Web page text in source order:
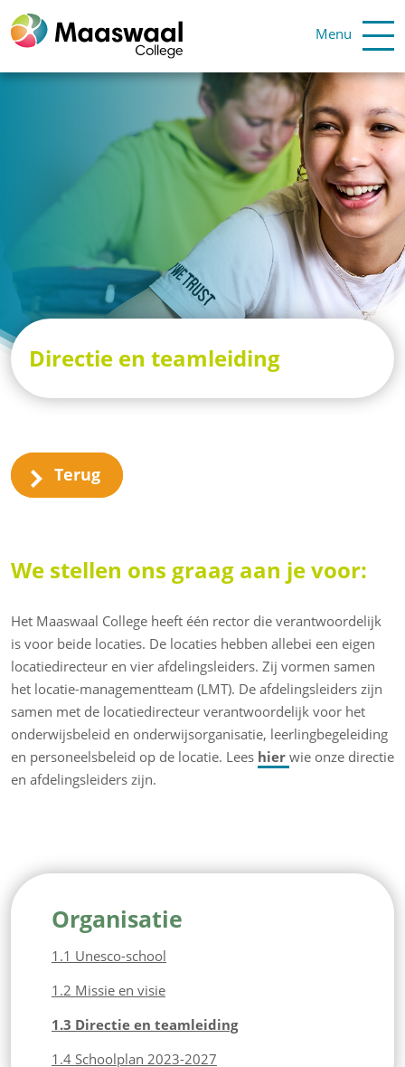
Menu
Directie en teamleiding
Terug
We stellen ons graag aan je voor:
Het Maaswaal College heeft één rector die verantwoordelijk
is voor beide locaties. De locaties hebben allebei een eigen
locatiedirecteur en vier afdelingsleiders. Zij vormen samen
het locatie-managementteam (LMT). De afdelingsleiders zijn
samen met de locatiedirecteur verantwoordelijk voor het
onderwijsbeleid en onderwijsorganisatie, leerlingbegeleiding
en personeelsbeleid op de locatie. Lees hier wie onze directie
en afdelingsleiders zijn.
Organisatie
1.1 Unesco-school
1.2 Missie en visie
1.3 Directie en teamleiding
1.4 Schoolplan 2023-2027